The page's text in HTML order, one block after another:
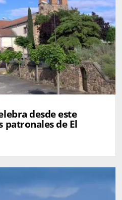
desde este
patronales de El